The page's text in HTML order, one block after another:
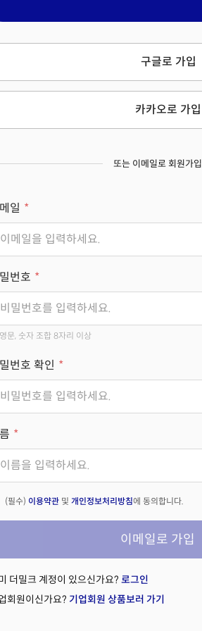
구글로 가입
카카오로 가입
또는 이메일로 회원가입
일
번호
영문, 숫자 조합 8자리 이상
번호 확인
(필수) 이용약관 및 개인정보처리방침에 동의합니다.
이메일로 가입
더밀크 계정이 있으신가요? 로그인
회원이신가요? 기업회원 상품보러 가기